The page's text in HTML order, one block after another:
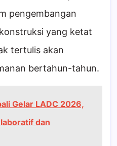
pengembangan
yang ketat
tertulis akan
bertahun-tahun.
Gelar LADC 2026,
dan